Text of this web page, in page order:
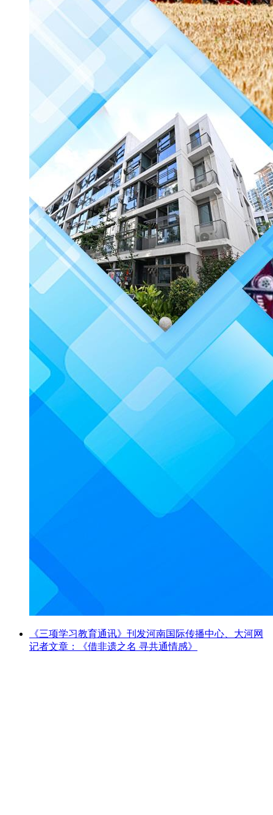
《三项学习教育通讯》刊发河南国际传播中心、大河网
记者文章：《借非遗之名 寻共通情感》